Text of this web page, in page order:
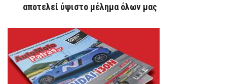
αποτελεί ύψιστο μέλημα όλων μας